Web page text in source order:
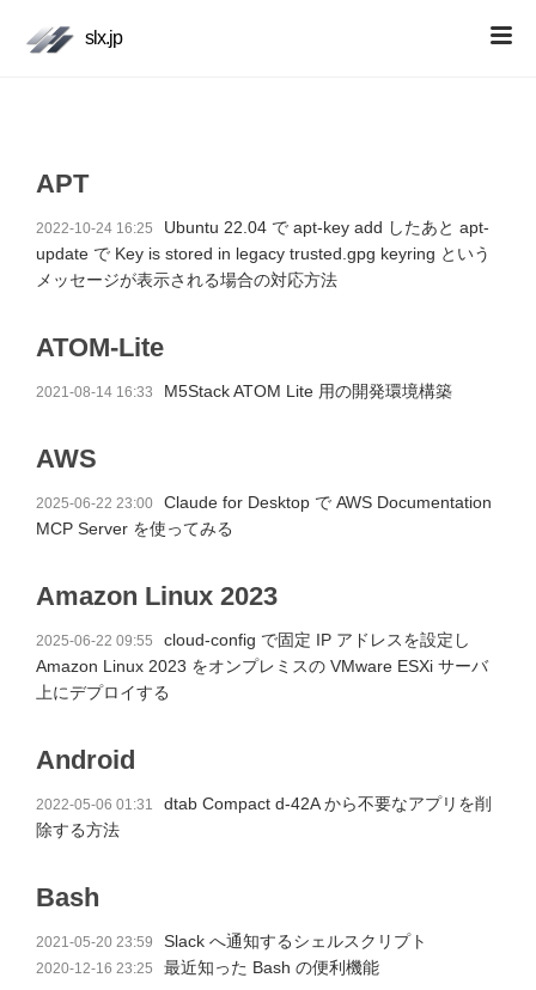
slx.jp
APT
2022-10-24 16:25
Ubuntu 22.04 で apt-key add したあと apt-
update で Key is stored in legacy trusted.gpg keyring という
メッセージが表示される場合の対応方法
ATOM-Lite
2021-08-14 16:33 M5Stack ATOM Lite 用の開発環境構築
AWS
2025-06-22 23:00
Claude for Desktop で AWS Documentation
MCP Server を使ってみる
Amazon Linux 2023
2025-06-22 09:55
cloud-config で固定 IP アドレスを設定し
Amazon Linux 2023 をオンプレミスの VMware ESXi サーバ
上にデプロイする
Android
2022-05-06 01:31
dtab Compact d-42A から不要なアプリを削
除する方法
Bash
2021-05-20 23:59 Slack へ通知するシェルスクリプト
2020-12-16 23:25 最近知った Bash の便利機能